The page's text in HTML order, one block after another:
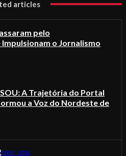
articles
pelo
Impulsionam o Jornalismo
A Trajetória do Portal
a Voz do Nordeste de